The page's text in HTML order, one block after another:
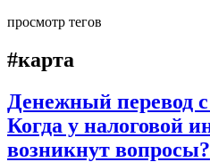
просмотр тегов
#карта
Денежный перевод
Когда у налоговой
возникнут вопросы?